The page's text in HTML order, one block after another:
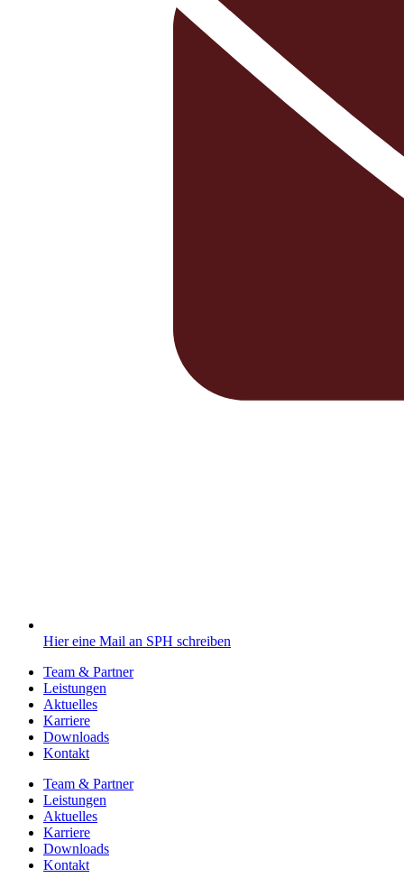
Hier eine Mail an SPH schreiben
Team & Partner
Leistungen
Aktuelles
Karriere
Downloads
Kontakt
Team & Partner
Leistungen
Aktuelles
Karriere
Downloads
Kontakt